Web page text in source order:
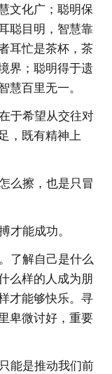
文化广；聪明保
聪目明，智慧靠
耳忙是茶杯，茶
界；聪明得于遗
慧百里无一。
于希望从交往对
，既有精神上
么擦，也是只冒
才能成功。
了解自己是什么
么样的人成为朋
才能够快乐。寻
卑微讨好，重要
能是推动我们前